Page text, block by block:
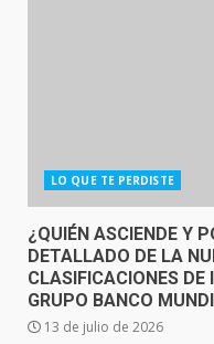
LO QUE TE PERDISTE
¿QUIÉN ASCIENDE Y
DETALLADO DE LA
CLASIFICACIONES DE
GRUPO BANCO
13 de julio de 2026